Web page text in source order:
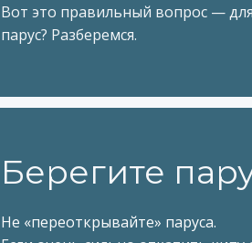
Вот это правильный вопрос —
парус? Разберемся.
Берегите
Не «переоткрывайте» паруса.